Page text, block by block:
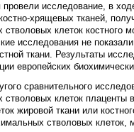
исследование, в
хрящевых тканей,
клеток костного
исследования не
ткани. Результаты
европейских
сравнительного
стволовых клеток
жировой ткани или
стволовых клеток,